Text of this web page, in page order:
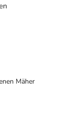
Mäher